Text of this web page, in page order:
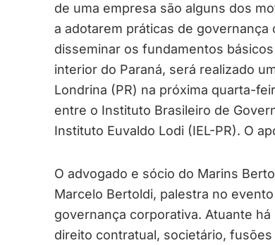
de uma empresa são alguns dos
a adotarem práticas de
disseminar os fundamentos
interior do Paraná, será realizado
Londrina (PR) na próxima quarta-
entre o Instituto Brasileiro de
Instituto Euvaldo Lodi (IEL-PR). O
O advogado e sócio do Marins
Marcelo Bertoldi, palestra no
governança corporativa. Atuante
direito contratual, societário,